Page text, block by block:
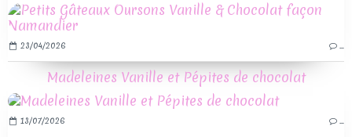
23/04/2026 …
Madeleines Vanille et Pépites de chocolat
13/07/2026 …